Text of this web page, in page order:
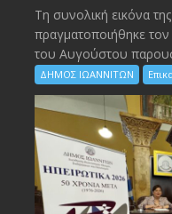
Τη συνολική εικόνα
πραγματοποιήθηκε τον
του Αυγούστου
ΔΗΜΟΣ ΙΩΑΝΝΙΤΩΝ